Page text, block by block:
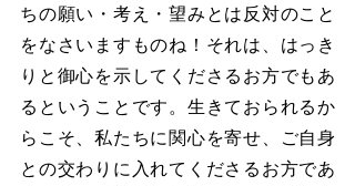
ちの願い・考え・望みとは反対のこと
をなさいますものね！それは、はっき
りと御心を示してくださるお方でもあ
るということです。生きておられるか
らこそ、私たちに関心を寄せ、ご自身
との交わりに入れてくださるお方であ